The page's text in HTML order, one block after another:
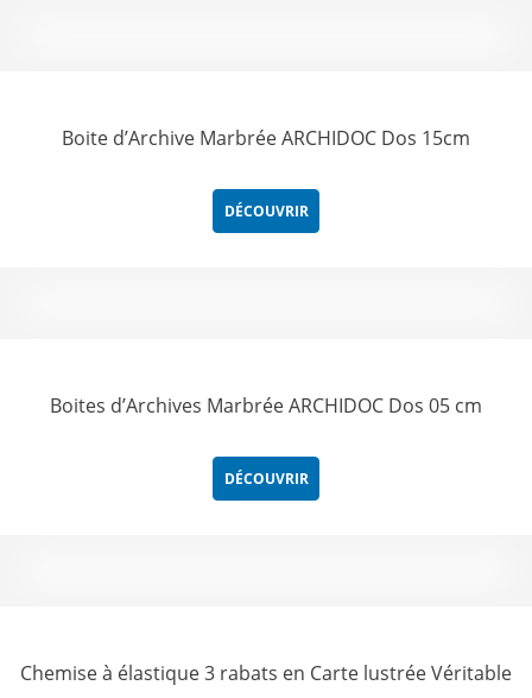
Boite d’Archive Marbrée ARCHIDOC Dos 15cm
DÉCOUVRIR
Boites d’Archives Marbrée ARCHIDOC Dos 05 cm
DÉCOUVRIR
Chemise à élastique 3 rabats en Carte lustrée Véritable